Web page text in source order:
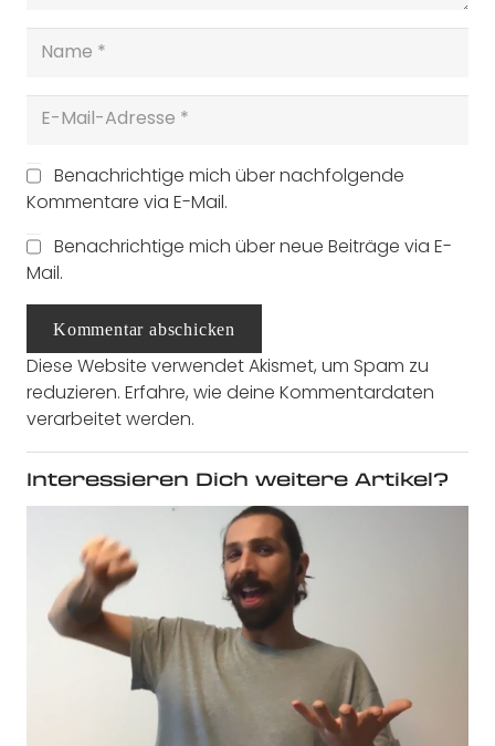
Benachrichtige mich über nachfolgende
Kommentare via E-Mail.
Benachrichtige mich über neue Beiträge via E-
Mail.
Kommentar abschicken
Diese Website verwendet Akismet, um Spam zu
reduzieren. Erfahre, wie deine Kommentardaten
verarbeitet werden.
Interessieren Dich weitere Artikel?